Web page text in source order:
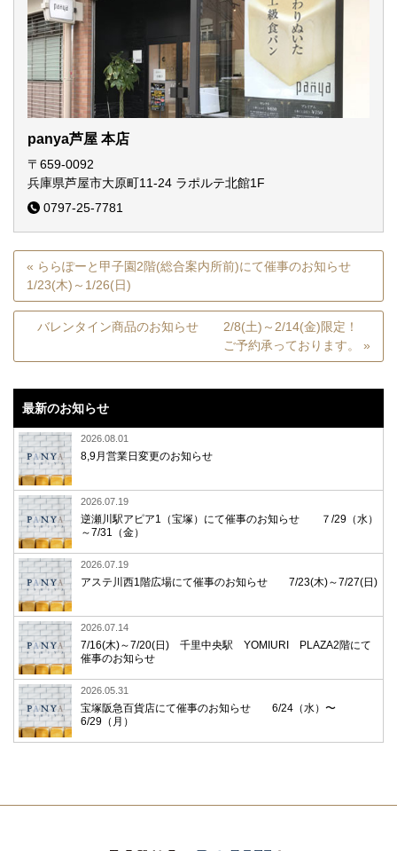
panya芦屋 本店
〒659-0092
兵庫県芦屋市大原町11-24 ラポルテ北館1F
0797-25-7781
« ららぽーと甲子園2階(総合案内所前)にて催事のお知らせ
1/23(木)～1/26(日)
バレンタイン商品のお知らせ 2/8(土)～2/14(金)限定！
ご予約承っております。 »
最新のお知らせ
2026.08.01
8,9月営業日変更のお知らせ
2026.07.19
逆瀬川駅アピア1（宝塚）にて催事のお知らせ ７/29（水）
～7/31（金）
2026.07.19
アステ川西1階広場にて催事のお知らせ 7/23(木)～7/27(日)
2026.07.14
7/16(木)～7/20(日) 千里中央駅 YOMIURI PLAZA2階にて
催事のお知らせ
2026.05.31
宝塚阪急百貨店にて催事のお知らせ 6/24（水）〜
6/29（月）